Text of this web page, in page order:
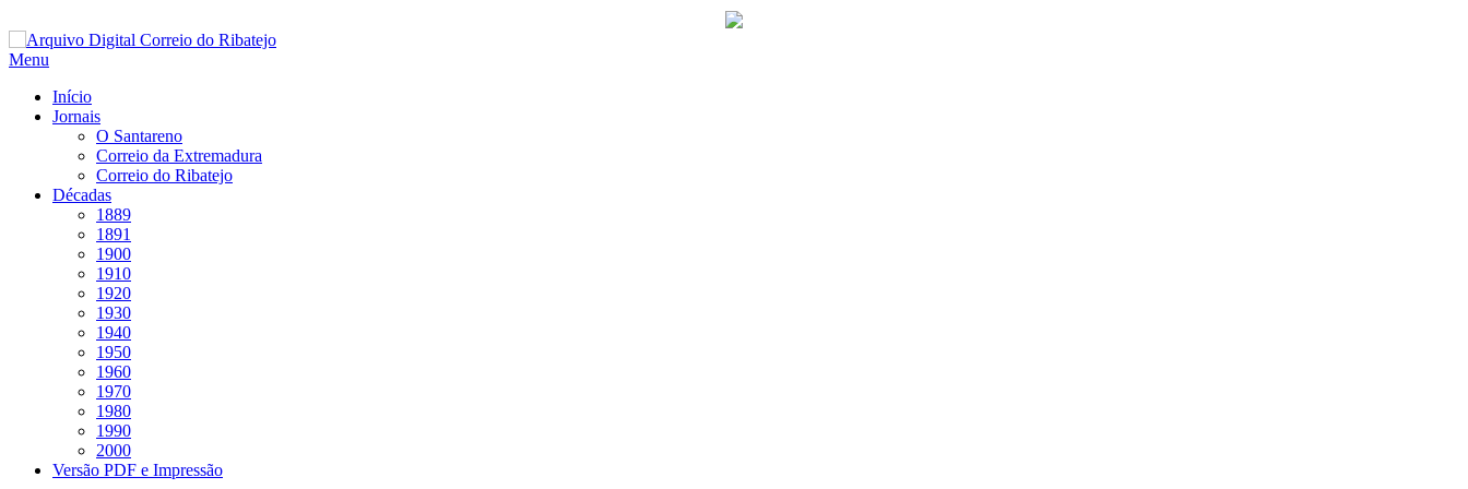
Saltar
para
Menu
Início
Jornais
O Santareno
Correio da Extremadura
Correio do Ribatejo
Décadas
1889
1891
1900
1910
1920
1930
1940
1950
1960
1970
1980
1990
2000
Versão PDF e Impressão